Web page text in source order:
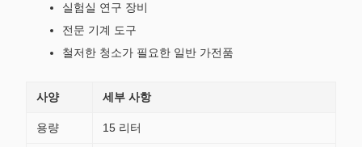
실험실 연구 장비
전문 기계 도구
철저한 청소가 필요한 일반 가전품
사양 세부 사항
용량 15 리터